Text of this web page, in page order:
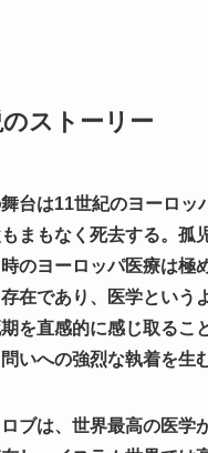
ストーリー
台は11世紀のヨーロッ
もまもなく死去する。孤
のヨーロッパ医療は極
在であり、医学という
を直感的に感じ取るこ
いへの強烈な執着を生む
ブは、世界最高の医学